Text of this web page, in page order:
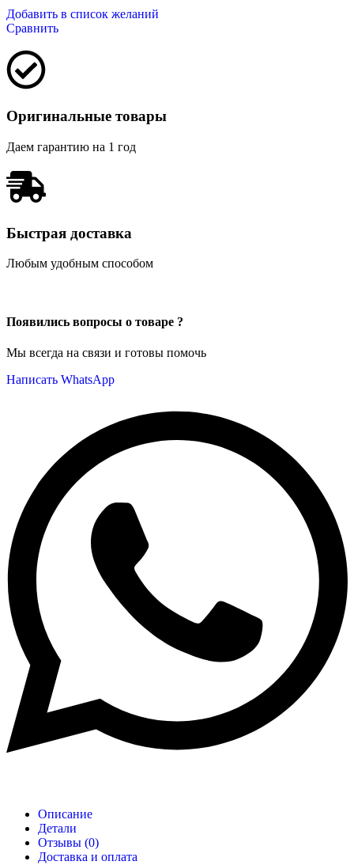
Добавить в список желаний
Сравнить
Оригинальные товары
Даем гарантию на 1 год
Быстрая доставка
Любым удобным способом
Появились вопросы о товаре ?
Мы всегда на связи и готовы помочь
Написать WhatsApp
Описание
Детали
Отзывы (0)
Доставка и оплата